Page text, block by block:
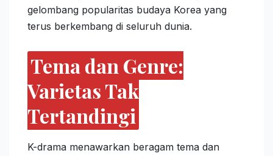
gelombang popularitas budaya Korea yang
terus berkembang di seluruh dunia.
Tema dan Genre:
Varietas Tak
Tertandingi
K-drama menawarkan beragam tema dan